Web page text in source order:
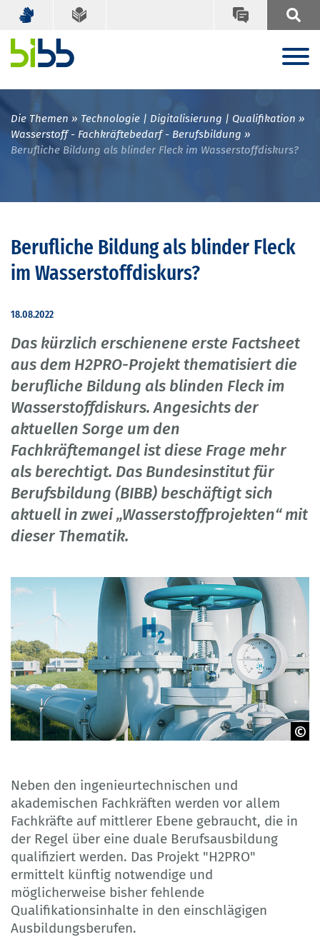
Die Themen
Technologie | Digitalisierung | Qualifikation
Wasserstoff - Fachkräftebedarf - Berufsbildung
Berufliche Bildung als blinder Fleck im Wasserstoffdiskurs?
Berufliche Bildung als blinder Fleck
im Wasserstoffdiskurs?
18.08.2022
Das kürzlich erschienene erste Factsheet
aus dem H2PRO-Projekt thematisiert die
berufliche Bildung als blinden Fleck im
Wasserstoffdiskurs. Angesichts der
aktuellen Sorge um den
Fachkräftemangel ist diese Frage mehr
als berechtigt. Das Bundesinstitut für
Berufsbildung (BIBB) beschäftigt sich
aktuell in zwei „Wasserstoffprojekten“ mit
dieser Thematik.
Neben den ingenieurtechnischen und
akademischen Fachkräften werden vor allem
Fachkräfte auf mittlerer Ebene gebraucht, die in
der Regel über eine duale Berufsausbildung
qualifiziert werden. Das Projekt "H2PRO"
ermittelt künftig notwendige und
möglicherweise bisher fehlende
Qualifikationsinhalte in den einschlägigen
Ausbildungsberufen.